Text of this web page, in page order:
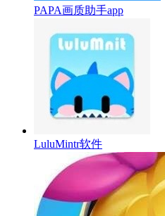
PAPA画质助手app
LuluMintr软件